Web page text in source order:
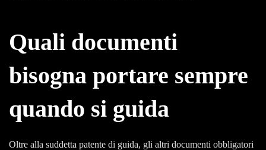
Quali documenti
bisogna portare sempre
quando si guida
Oltre alla suddetta patente di guida, gli altri documenti obbligatori